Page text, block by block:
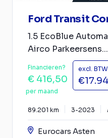
Ford Transit
1.5 EcoBlue
Airco Parkeersens...
Financieren?
€ 416,50
per maand
excl. BTW
89.201 km 3-2023
Eurocars Asten